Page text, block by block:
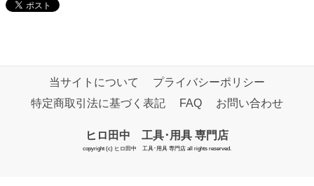
当サイトについて
プライバシーポリシー
特定商取引法に基づく表記
FAQ お問い合わせ
ヒロ田中 工具･用具 専門店
copyright (c) ヒロ田中 工具･用具 専門店 all rights reserved.